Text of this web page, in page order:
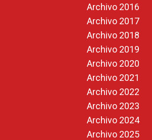
Archivo 2016
Archivo 2017
Archivo 2018
Archivo 2019
Archivo 2020
Archivo 2021
Archivo 2022
Archivo 2023
Archivo 2024
Archivo 2025